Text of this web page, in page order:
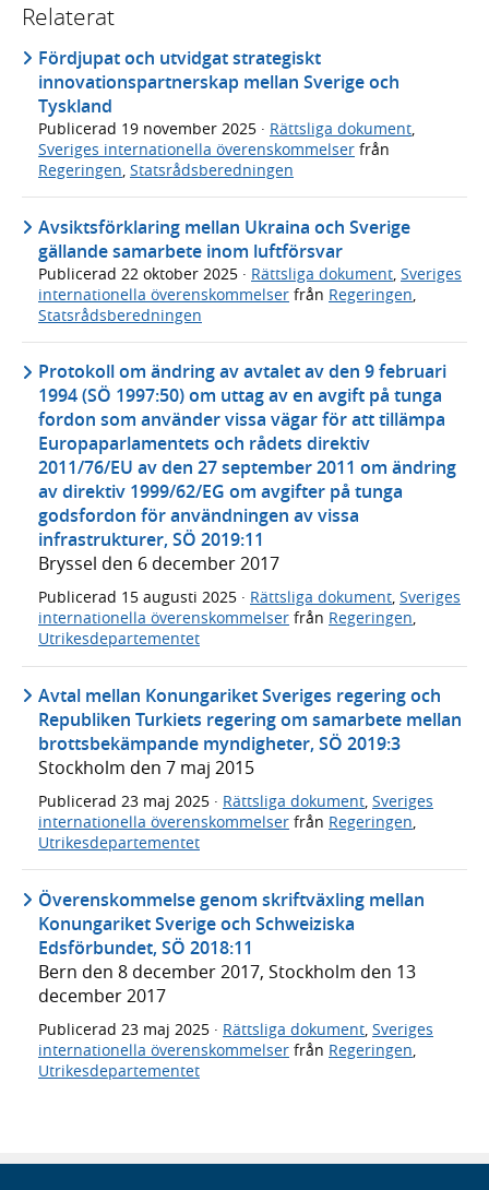
Relaterat
Fördjupat och utvidgat strategiskt
innovationspartnerskap mellan Sverige och
Tyskland
Publicerad 19 november 2025 · Rättsliga dokument,
Sveriges internationella överenskommelser från
Regeringen, Statsrådsberedningen
Avsiktsförklaring mellan Ukraina och Sverige
gällande samarbete inom luftförsvar
Publicerad 22 oktober 2025 · Rättsliga dokument Sveriges
internationella överenskommelser från Regeringen
Statsrådsberedningen
Protokoll om ändring av avtalet av den 9 februari
1994 (SÖ 1997:50) om uttag av en avgift på tunga
fordon som använder vissa vägar för att tillämpa
Europaparlamentets och rådets direktiv
2011/76/EU av den 27 september 2011 om ändring
av direktiv 1999/62/EG om avgifter på tunga
godsfordon för användningen av vissa
infrastrukturer, SÖ 2019:11
Bryssel den 6 december 2017
Publicerad 15 augusti 2025 · Rättsliga dokument, Sveriges
internationella överenskommelser från Regeringen,
Utrikesdepartementet
Avtal mellan Konungariket Sveriges regering och
Republiken Turkiets regering om samarbete mellan
brottsbekämpande myndigheter, SÖ 2019:3
Stockholm den 7 maj 2015
Publicerad 23 maj 2025 · Rättsliga dokument, Sveriges
internationella överenskommelser från Regeringen,
Utrikesdepartementet
Överenskommelse genom skriftväxling mellan
Konungariket Sverige och Schweiziska
Edsförbundet, SÖ 2018:11
Bern den 8 december 2017, Stockholm den 13
december 2017
Publicerad 23 maj 2025 · Rättsliga dokument Sveriges
internationella överenskommelser från Regeringen
Utrikesdepartementet